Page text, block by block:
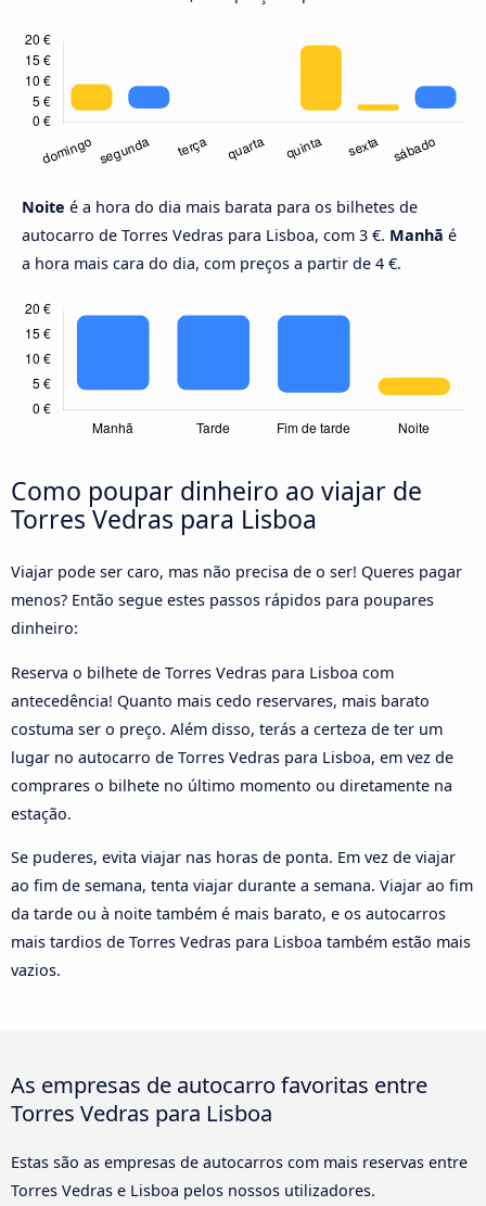
Noite é a hora do dia mais barata para os bilhetes de
autocarro de Torres Vedras para Lisboa, com 3 €. Manhã é
a hora mais cara do dia, com preços a partir de 4 €.
Como poupar dinheiro ao viajar de
Torres Vedras para Lisboa
Viajar pode ser caro, mas não precisa de o ser! Queres pagar
menos? Então segue estes passos rápidos para poupares
dinheiro:
Reserva o bilhete de Torres Vedras para Lisboa com
antecedência! Quanto mais cedo reservares, mais barato
costuma ser o preço. Além disso, terás a certeza de ter um
lugar no autocarro de Torres Vedras para Lisboa, em vez de
comprares o bilhete no último momento ou diretamente na
estação.
Se puderes, evita viajar nas horas de ponta. Em vez de viajar
ao fim de semana, tenta viajar durante a semana. Viajar ao fim
da tarde ou à noite também é mais barato, e os autocarros
mais tardios de Torres Vedras para Lisboa também estão mais
vazios.
As empresas de autocarro favoritas entre
Torres Vedras para Lisboa
Estas são as empresas de autocarros com mais reservas entre
Torres Vedras e Lisboa pelos nossos utilizadores.